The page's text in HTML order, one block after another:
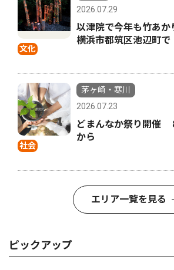
文化
2026.07.29
以津院で今年も竹あ
横浜市都筑区池辺町で
社会
茅ヶ崎・寒川
2026.07.23
どまんなか祭り開催
から
エリア一覧を見る
ピックアップ